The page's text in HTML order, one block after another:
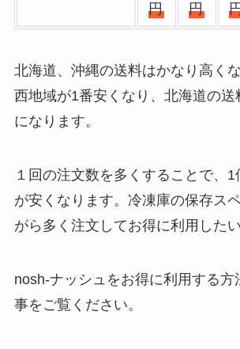
円
円
北海道、沖縄の送料はかなり高く
西地域が1番安くなり、北海道の送
になります。
１回の注文数を多くすることで、
が安くなります。冷凍庫の保存ス
がら多く注文してお得に利用したい
nosh-ナッシュをお得に利用する方
事をご覧ください。